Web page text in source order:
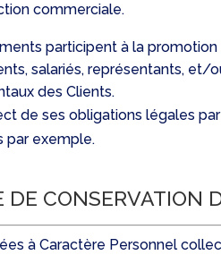
commerciale.
participent à la
salariés, représentants,
des Clients.
de ses obligations légales
par exemple.
DE CONSERVATION
à Caractère Personnel